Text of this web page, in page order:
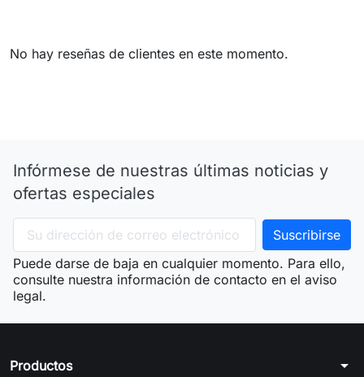
No hay reseñas de clientes en este momento.
Infórmese de nuestras últimas noticias y
ofertas especiales
Puede darse de baja en cualquier momento. Para ello,
consulte nuestra información de contacto en el aviso
legal.
Productos arrow_drop_down